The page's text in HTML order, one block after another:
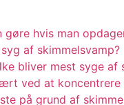
gøre hvis man
af skimmelsvamp?
bliver mest syge af
ved at
på grund af